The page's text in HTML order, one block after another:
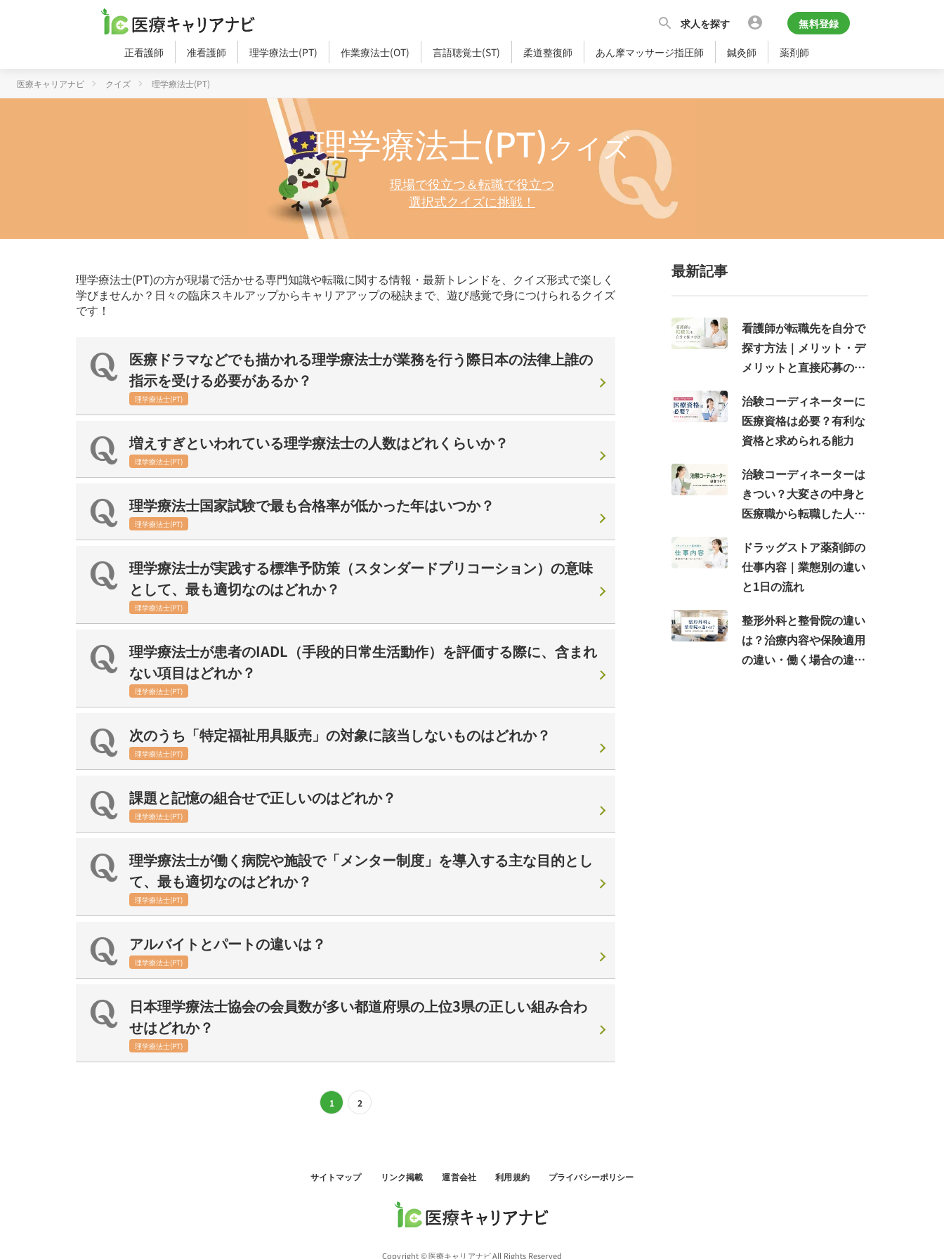
求人を探す 無料登録
正看護師 准看護師 理学療法士(PT) 作業療法士(OT) 言語聴覚士(ST) 柔道整復師 あん摩マッサージ指圧師 鍼灸師 薬剤師
医療キャリアナビ クイズ 理学療法士(PT)
理学療法士(PT)クイズ
現場で役立つ＆転職で役立つ
選択式クイズに挑戦！
理学療法士(PT)の方が現場で活かせる専門知識や転職に関する情報・最新トレンドを、クイズ形式で楽しく
学びませんか？日々の臨床スキルアップからキャリアアップの秘訣まで、遊び感覚で身につけられるクイズ
です！
医療ドラマなどでも描かれる理学療法士が業務を行う際日本の法律上誰の
指示を受ける必要があるか？
理学療法士(PT)
増えすぎといわれている理学療法士の人数はどれくらいか？
理学療法士(PT)
理学療法士国家試験で最も合格率が低かった年はいつか？
理学療法士(PT)
理学療法士が実践する標準予防策（スタンダードプリコーション）の意味
として、最も適切なのはどれか？
理学療法士(PT)
理学療法士が患者のIADL（手段的日常生活動作）を評価する際に、含まれ
ない項目はどれか？
理学療法士(PT)
次のうち「特定福祉用具販売」の対象に該当しないものはどれか？
理学療法士(PT)
課題と記憶の組合せで正しいのはどれか？
理学療法士(PT)
理学療法士が働く病院や施設で「メンター制度」を導入する主な目的とし
て、最も適切なのはどれか？
理学療法士(PT)
アルバイトとパートの違いは？
理学療法士(PT)
日本理学療法士協会の会員数が多い都道府県の上位3県の正しい組み合わ
せはどれか？
理学療法士(PT)
1 2
最新記事
看護師が転職先を自分で
探す方法｜メリット・デ
メリットと直接応募の注
治験コーディネーターに
医療資格は必要？有利な
資格と求められる能力
治験コーディネーターは
きつい？大変さの中身と
医療職から転職した人が
ドラッグストア薬剤師の
仕事内容｜業態別の違い
と1日の流れ
整形外科と整骨院の違い
は？治療内容や保険適用
の違い・働く場合の違い
サイトマップ リンク掲載 運営会社 利用規約 プライバシーポリシー
Copyright © 医療キャリアナビ All Rights Reserved